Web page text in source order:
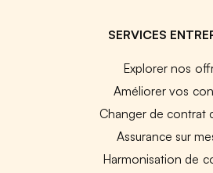
SERVICES
Explorer nos
Améliorer vos
Changer de contrat
Assurance sur
Harmonisation de